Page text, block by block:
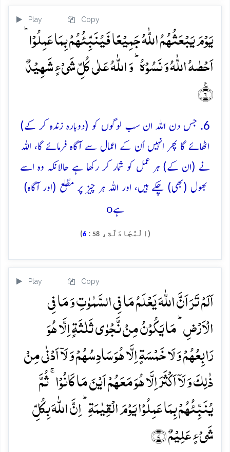
Play Copy
یَوۡمَ یَبۡعَثُہُمُ اللّٰہُ جَمِیۡعًا فَیُنَبِّئُہُمۡ بِمَا عَمِلُوۡا ؕ
اَحۡصٰہُ اللّٰہُ وَ نَسُوۡہُ ؕ وَ اللّٰہُ عَلٰی کُلِّ شَیۡءٍ شَہِیۡدٌ
٪﴿۶﴾
6. جس دن اللہ ان سب لوگوں کو (دوبارہ زندہ کر کے)
اٹھائے گا پھر انہیں اُن کے اعمال سے آگاہ فرمائے گا، اللہ
نے (ان کے) ہر عمل کو شمار کر رکھا ہے حالانکہ وہ اسے
بھول (بھی) چکے ہیں، اور اللہ ہر چیز پر مطّلع (اور آگاہ)
ہےo
(الْمُجَادَلَة،58
:
6
)
Play Copy
اَلَمۡ تَرَ اَنَّ اللّٰہَ یَعۡلَمُ مَا فِی السَّمٰوٰتِ وَ مَا فِی
الۡاَرۡضِ ؕ مَا یَکُوۡنُ مِنۡ نَّجۡوٰی ثَلٰثَۃٍ اِلَّا ہُوَ
رَابِعُہُمۡ وَ لَا خَمۡسَۃٍ اِلَّا ہُوَ سَادِسُہُمۡ وَ لَاۤ اَدۡنٰی مِنۡ
ذٰلِکَ وَ لَاۤ اَکۡثَرَ اِلَّا ہُوَ مَعَہُمۡ اَیۡنَ مَا کَانُوۡا ۚ ثُمَّ
یُنَبِّئُہُمۡ بِمَا عَمِلُوۡا یَوۡمَ الۡقِیٰمَۃِ ؕ اِنَّ اللّٰہَ بِکُلِّ
شَیۡءٍ عَلِیۡمٌ ﴿۷﴾